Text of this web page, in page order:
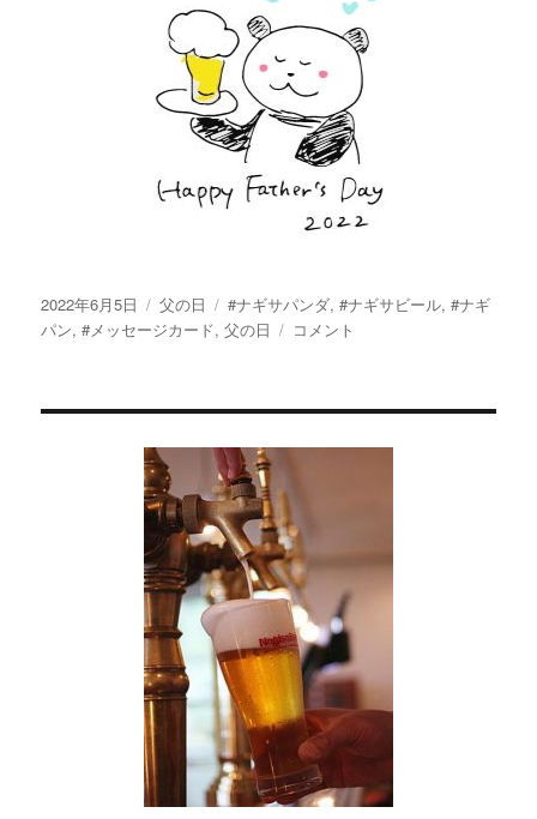
投
稿
2022年6月5日
カ
テ
ー
父の日
タ
グ
#ナギサパンダ,#ナギサビール,#ナギ
パン,#メッセージカード,父の日
【父
ビ
ル
ナ
ギ
パ
ン
父
の
日
カ
ー
ド
を
添
コメント